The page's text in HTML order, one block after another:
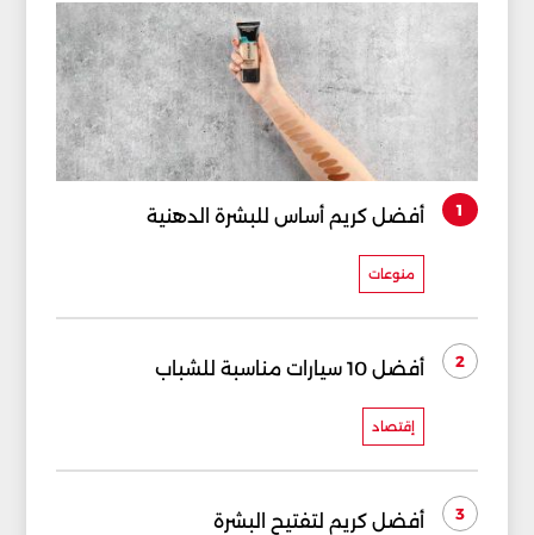
1 أفضل كريم أساس للبشرة الدهنية
منوعات
2 أفضل 10 سيارات مناسبة للشباب
إقتصاد
3 أفضل كريم لتفتيح البشرة